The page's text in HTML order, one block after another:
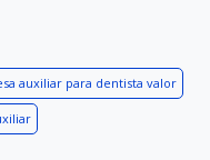
auxiliar para dentista valor